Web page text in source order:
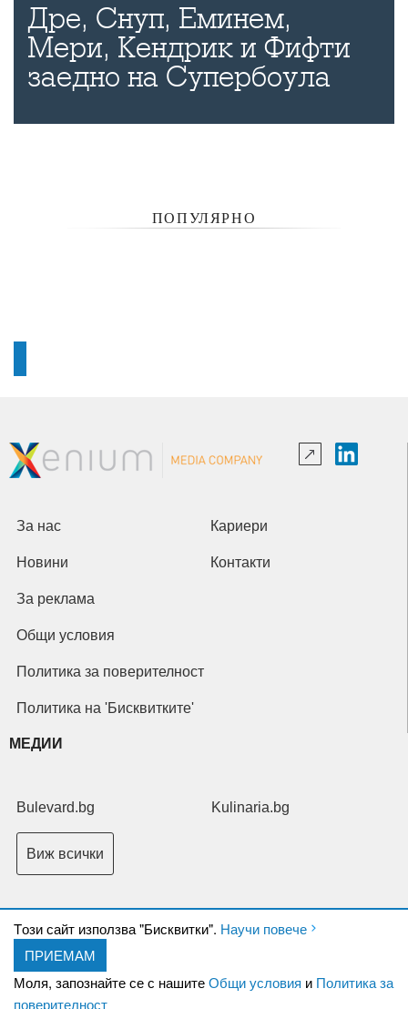
Дре, Снуп, Еминем,
Мери, Кендрик и Фифти
заедно на Супербоула
ПОПУЛЯРНО
Tози сайт използва "Бисквитки". Научи повече
ПРИЕМАМ
Моля, запознайте се с нашитеОбщи условия и Политика за
поверителност
За нас Кариери
Новини Контакти
За реклама
Общи условия
Политика за поверителност
Политика на 'Бисквитките'
МЕДИИ
Bulevard.bg Kulinaria.bg
Виж всички
Copyright © 2026 Ксениум ООД. Всички права запазени.
XeniumCompany.com